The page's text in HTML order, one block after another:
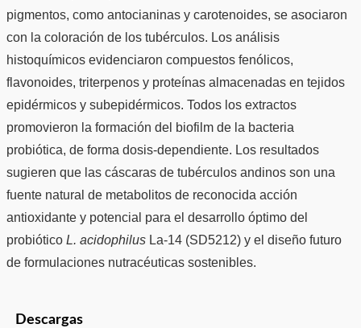
pigmentos, como antocianinas y carotenoides, se asociaron
con la coloración de los tubérculos. Los análisis
histoquímicos evidenciaron compuestos fenólicos,
flavonoides, triterpenos y proteínas almacenadas en tejidos
epidérmicos y subepidérmicos. Todos los extractos
promovieron la formación del biofilm de la bacteria
probiótica, de forma dosis-dependiente. Los resultados
sugieren que las cáscaras de tubérculos andinos son una
fuente natural de metabolitos de reconocida acción
antioxidante y potencial para el desarrollo óptimo del
probiótico L. acidophilusLa-14 (SD5212) y el diseño futuro
de formulaciones nutracéuticas sostenibles.
Descargas